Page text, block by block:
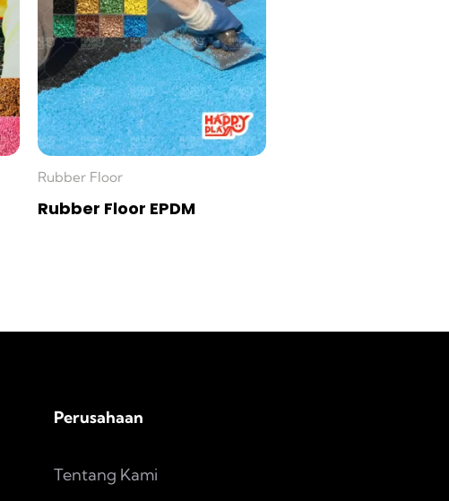
Rubber Floor
Rubber Floor EPDM
Perusahaan
Tentang Kami